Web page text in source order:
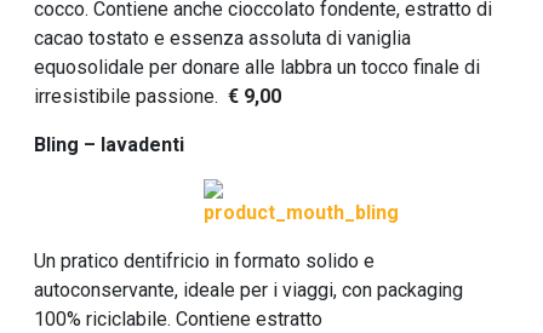
cocco. Contiene anche cioccolato fondente, estratto di
cacao tostato e essenza assoluta di vaniglia
equosolidale per donare alle labbra un tocco finale di
irresistibile passione. € 9,00
Bling – lavadenti
Un pratico dentifricio in formato solido e
autoconservante, ideale per i viaggi, con packaging
100% riciclabile. Contiene estratto